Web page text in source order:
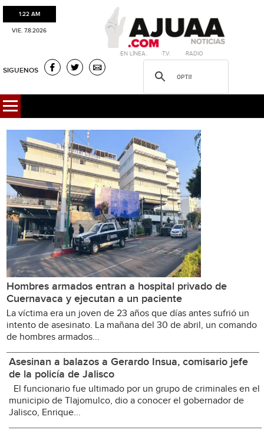
1:22 AM
VIE. 7.8.2026
·EN LÍNEA. ·T.V. ·RADIO
SIGUENOS
Hombres armados entran a hospital privado de
Cuernavaca y ejecutan a un paciente
La víctima era un joven de 23 años que días antes sufrió un
intento de asesinato. La mañana del 30 de abril, un comando
de hombres armados...
Asesinan a balazos a Gerardo Insua, comisario jefe
de la policía de Jalisco
El funcionario fue ultimado por un grupo de criminales en el
municipio de Tlajomulco, dio a conocer el gobernador de
Jalisco, Enrique...